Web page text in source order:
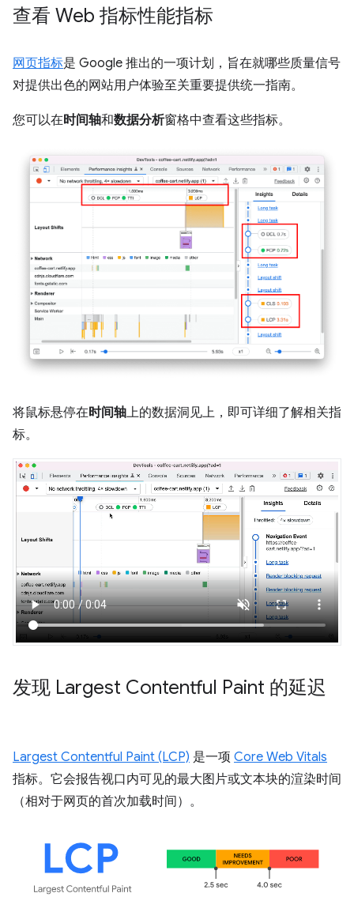
查看 Web 指标性能指标
网页指标是 Google 推出的一项计划，旨在就哪些质量信号
对提供出色的网站用户体验至关重要提供统一指南。
您可以在时间轴和数据分析窗格中查看这些指标。
将鼠标悬停在时间轴上的数据洞见上，即可详细了解相关指
标。
发现 Largest Contentful Paint 的延迟
Largest Contentful Paint (LCP) 是一项 Core Web Vitals
指标。它会报告视口内可见的最大图片或文本块的渲染时间
（相对于网页的首次加载时间）。